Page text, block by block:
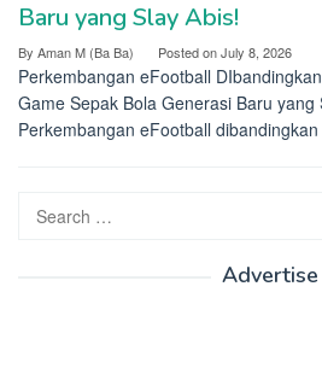
Baru yang Slay Abis!
By Aman M (Ba Ba) Posted onJuly 8, 2026
Perkembangan eFootball
Game Sepak Bola Generasi Baru yang
Perkembangan eFootball
Search
Advertise